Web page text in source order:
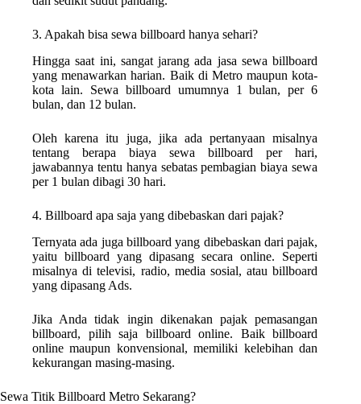
3. Apakah bisa sewa billboard hanya sehari?
Hingga saat ini, sangat jarang ada jasa sewa billboard
yang menawarkan harian. Baik di Metro maupun kota-
kota lain. Sewa billboard umumnya 1 bulan, per 6
bulan, dan 12 bulan.
Oleh karena itu juga, jika ada pertanyaan misalnya
tentang berapa biaya sewa billboard per hari,
jawabannya tentu hanya sebatas pembagian biaya sewa
per 1 bulan dibagi 30 hari.
4. Billboard apa saja yang dibebaskan dari pajak?
Ternyata ada juga billboard yang dibebaskan dari pajak,
yaitu billboard yang dipasang secara online. Seperti
misalnya di televisi, radio, media sosial, atau billboard
yang dipasang Ads.
Jika Anda tidak ingin dikenakan pajak pemasangan
billboard, pilih saja billboard online. Baik billboard
online maupun konvensional, memiliki kelebihan dan
kekurangan masing-masing.
Sewa Titik Billboard Metro Sekarang?